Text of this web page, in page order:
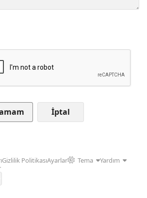
İptal
Gizlilik PolitikasıAyarlar Tema
Yardım